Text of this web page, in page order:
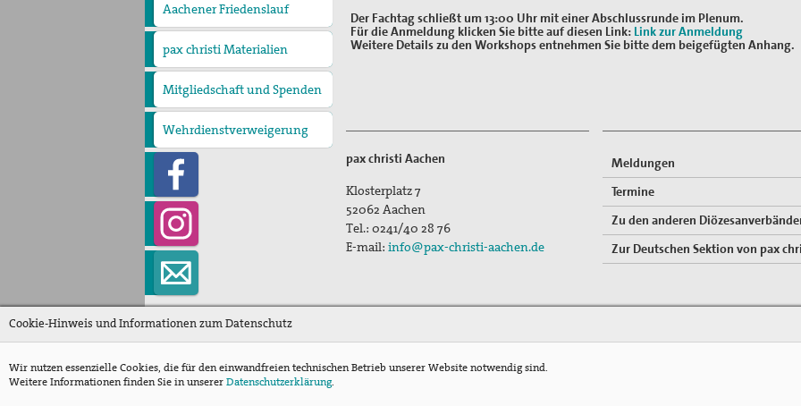
Aachener Friedenslauf
pax christi Materialien
Mitgliedschaft und Spenden
Wehrdienstverweigerung
Der Fachtag schließt um 13:00 Uhr mit einer Abschlussrunde im Plenum.
Für die Anmeldung klicken Sie bitte auf diesen Link: Link zur Anmeldung
Weitere Details zu den Workshops entnehmen Sie bitte dem beigefügten Anhang.
pax christi Aachen
Klosterplatz 7
52062 Aachen
Tel.: 0241/40 28 76
E-mail: info@pax-christi-aachen.de
Meldungen
Termine
Zu den anderen
Zur Deutschen Sektion von pax
Cookie-Hinweis und Informationen zum Datenschutz
Wir nutzen essenzielle Cookies, die für den einwandfreien technischen Betrieb unserer Website notwendig sind.
Weitere Informationen finden Sie in unsererDatenschutzerklärung.